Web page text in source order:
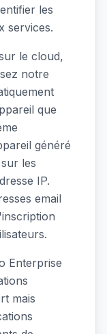
les
services.
le cloud,
notre
que
généré
les
IP.
email
Enterprise
mais